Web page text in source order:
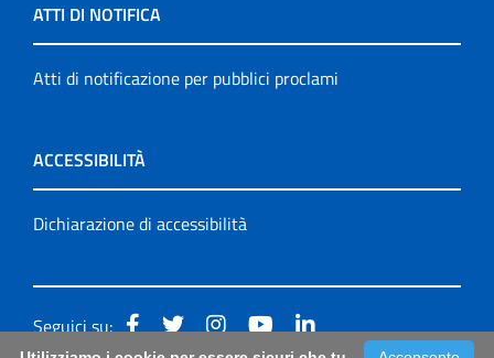
ATTI DI NOTIFICA
Atti di notificazione per pubblici proclami
ACCESSIBILITÀ
Dichiarazione di accessibilità
Seguici su: